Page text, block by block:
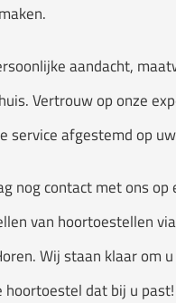
aandacht,
Vertrouw op onze
service afgestemd op
nog contact met ons
van hoortoestellen
Wij staan klaar om
hoortoestel dat bij u past!